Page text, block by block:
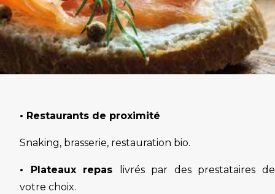
• Restaurants de proximité
Snaking, brasserie, restauration bio.
• Plateaux repas
livrés par des prestataires de
votre choix.